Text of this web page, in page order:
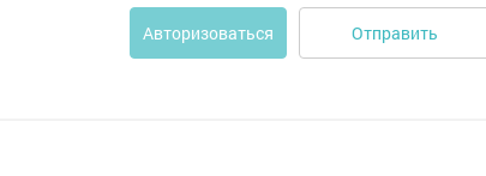
Авторизоваться Отправить